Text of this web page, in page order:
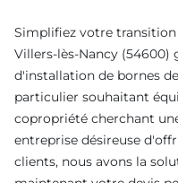
Simplifiez votre
Villers-lès-Nancy (54600)
d'installation de bornes
particulier souhaitant
copropriété cherchant
entreprise désireuse
clients, nous avons la